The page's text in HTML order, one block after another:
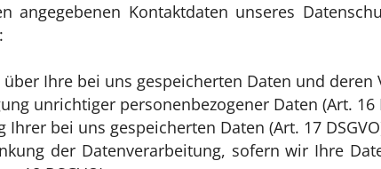
angegebenen Kontaktdaten unseres
Ihre bei uns gespeicherten Daten und deren
unrichtiger personenbezogener Daten (Art. 16
Ihrer bei uns gespeicherten Daten (Art. 17
der Datenverarbeitung, sofern wir Ihre